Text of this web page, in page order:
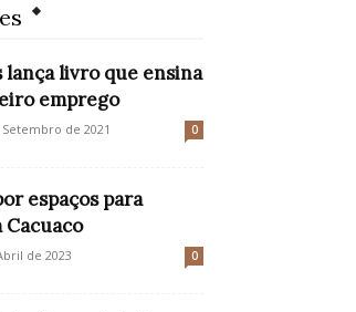
livro que ensina
emprego
Setembro de 2021 0
espaços para
Cacuaco
de 2023 0